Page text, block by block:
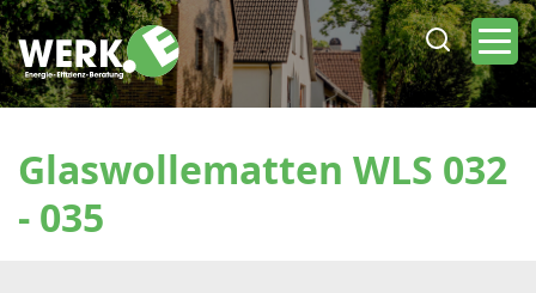
Direkt
zum
Inhalt
Glaswollematten WLS 032
- 035